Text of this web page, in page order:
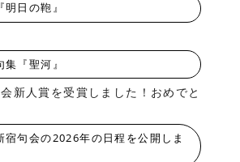
日の鞄』
『聖河』
新人賞を受賞しました！おめでと
宿句会の2026年の日程を公開しま